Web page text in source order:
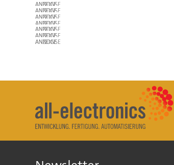
ANZEIGE
ANZEIGE
ANZEIGE
ANZEIGE
ANZEIGE
ANZEIGE
ANZEIGE